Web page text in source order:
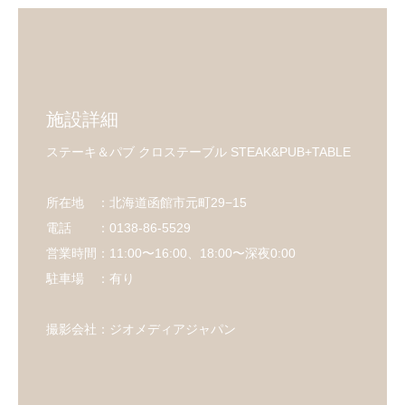
施設詳細
ステーキ＆パブ クロステーブル STEAK&PUB+TABLE
所在地 ：北海道函館市元町29−15
電話 ：0138-86-5529
営業時間：11:00〜16:00、18:00〜深夜0:00
駐車場 ：有り
撮影会社：ジオメディアジャパン